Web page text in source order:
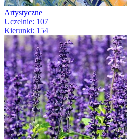
Artystyczne
Uczelnie: 107
Kierunki: 154